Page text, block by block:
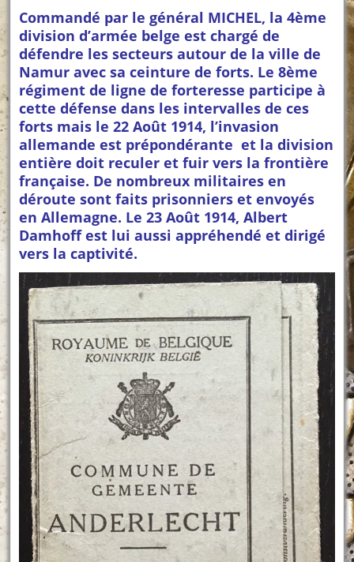
Commandé par le général MICHEL, la 4ème
division d’armée belge est chargé de
défendre les secteurs autour de la ville de
Namur avec sa ceinture de forts. Le 8ème
régiment de ligne de forteresse participe à
cette défense dans les intervalles de ces
forts mais le 22 Août 1914, l’invasion
allemande est prépondérante et la division
entière doit reculer et fuir vers la frontière
française. De nombreux militaires en
déroute sont faits prisonniers et envoyés
en Allemagne. Le 23 Août 1914, Albert
Damhoff est lui aussi appréhendé et dirigé
vers la captivité.